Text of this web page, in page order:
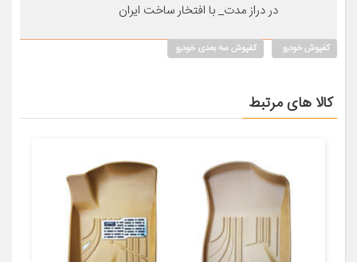
در دراز مدت_ با افتخار ساخت ایران
کفپوش خودرو کفپوش سه بعدی خودرو
کالا های مرتبط